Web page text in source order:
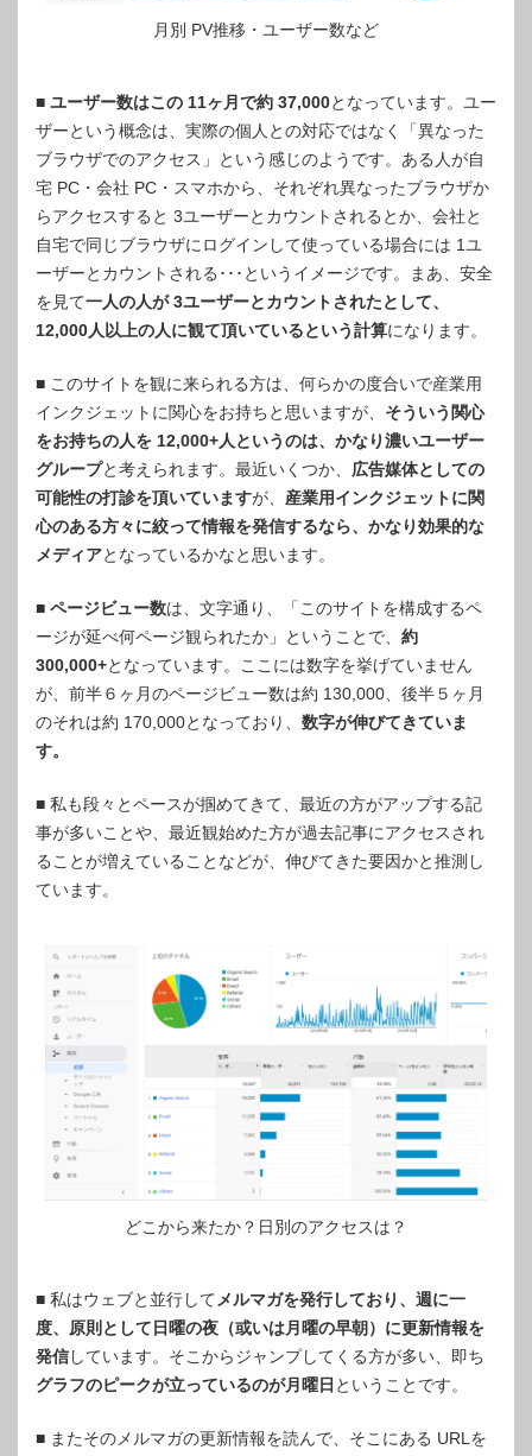
月別 PV推移・ユーザー数など
■ ユーザー数はこの 11ヶ月で約 37,000となっています。ユー
ザーという概念は、実際の個人との対応ではなく「異なった
ブラウザでのアクセス」という感じのようです。ある人が自
宅 PC・会社 PC・スマホから、それぞれ異なったブラウザか
らアクセスすると 3ユーザーとカウントされるとか、会社と
自宅で同じブラウザにログインして使っている場合には 1ユ
ーザーとカウントされる･･･というイメージです。まあ、安全
を見て一人の人が 3ユーザーとカウントされたとして、
12,000人以上の人に観て頂いているという計算になります。
■ このサイトを観に来られる方は、何らかの度合いで産業用
インクジェットに関心をお持ちと思いますが、 そういう関心
をお持ちの人を 12,000+人というのは、かなり濃いユーザー
グループと考えられます。最近いくつか、 広告媒体としての
可能性の打診を頂いていますが、 産業用インクジェットに関
心のある方々に絞って情報を発信するなら、かなり効果的な
メディアとなっているかなと思います。
■ ページビュー数は、文字通り、「このサイトを構成するペ
ージが延べ何ページ観られたか」ということで、 約
300,000+となっています。ここには数字を挙げていません
が、前半６ヶ月のページビュー数は約 130,000、後半５ヶ月
のそれは約 170,000となっており、 数字が伸びてきていま
す。
■ 私も段々とペースが掴めてきて、最近の方がアップする記
事が多いことや、最近観始めた方が過去記事にアクセスされ
ることが増えていることなどが、伸びてきた要因かと推測し
ています。
どこから来たか？日別のアクセスは？
■ 私はウェブと並行して メルマガを発行しており、週に一
度、原則として日曜の夜（或いは月曜の早朝）に更新情報を
発信しています。そこからジャンプしてくる方が多い、即ち
グラフのピークが立っているのが月曜日 ということです。
■ またそのメルマガの更新情報を読んで、そこにある URLを